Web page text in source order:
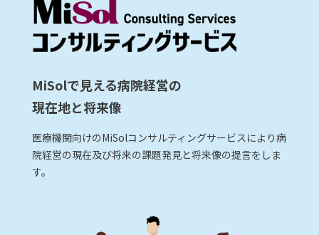
MiSolで見える病院経営の
現在地と将来像
医療機関向けのMiSolコンサルティングサービスにより病
院経営の現在及び将来の課題発見と将来像の提言をしま
す。